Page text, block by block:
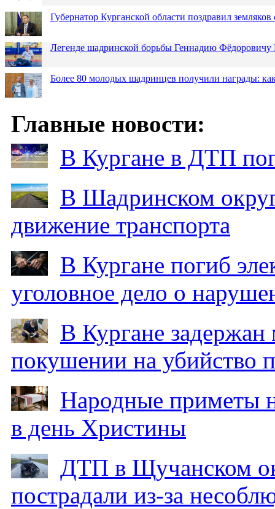
Губернатор Курганской области поздравил
Легенде шадринской борьбы Геннадию Фёдоровичу
Более 80 молодых шадринцев получили награды:
Главные новости:
В Кургане в ДТП
В Шадринском
движение транспорта
В Кургане погиб
уголовное дело о
В Кургане
покушении на убийство
Народные приметы
в день Христины
ДТП в Щучанском
пострадали из-за